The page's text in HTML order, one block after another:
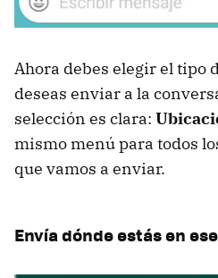
Ahora debes elegir el tipo
deseas enviar a la
selección es clara:
mismo menú para todos
que vamos a enviar.
Envía dónde estás en